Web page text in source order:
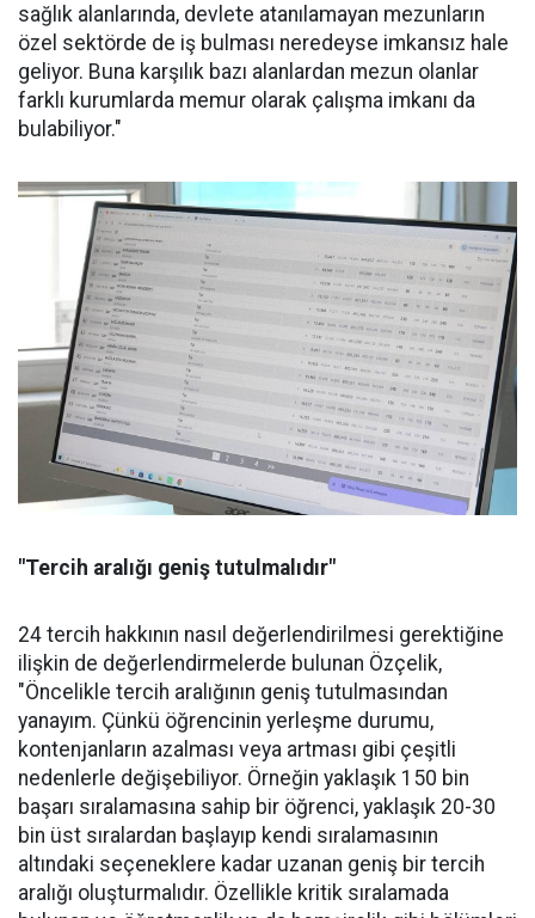
sağlık alanlarında, devlete atanılamayan mezunların
özel sektörde de iş bulması neredeyse imkansız hale
geliyor. Buna karşılık bazı alanlardan mezun olanlar
farklı kurumlarda memur olarak çalışma imkanı da
bulabiliyor."
"Tercih aralığı geniş tutulmalıdır"
24 tercih hakkının nasıl değerlendirilmesi gerektiğine
ilişkin de değerlendirmelerde bulunan Özçelik,
"Öncelikle tercih aralığının geniş tutulmasından
yanayım. Çünkü öğrencinin yerleşme durumu,
kontenjanların azalması veya artması gibi çeşitli
nedenlerle değişebiliyor. Örneğin yaklaşık 150 bin
başarı sıralamasına sahip bir öğrenci, yaklaşık 20-30
bin üst sıralardan başlayıp kendi sıralamasının
altındaki seçeneklere kadar uzanan geniş bir tercih
aralığı oluşturmalıdır. Özellikle kritik sıralamada